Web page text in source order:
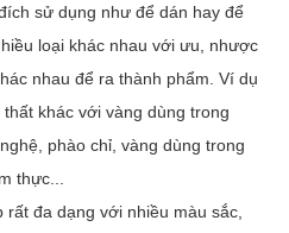
sử dụng như để dán hay để
loại khác nhau với ưu, nhược
nhau để ra thành phẩm. Ví dụ
khác với vàng dùng trong
phào chỉ, vàng dùng trong
thực...
rất đa dạng với nhiều màu sắc,